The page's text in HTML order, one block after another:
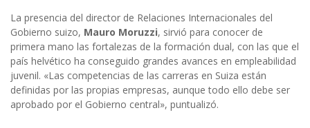
La presencia del director de Relaciones Internacionales del
Gobierno suizo, Mauro Moruzzi, sirvió para conocer de
primera mano las fortalezas de la formación dual, con las que el
país helvético ha conseguido grandes avances en empleabilidad
juvenil. «Las competencias de las carreras en Suiza están
definidas por las propias empresas, aunque todo ello debe ser
aprobado por el Gobierno central», puntualizó.